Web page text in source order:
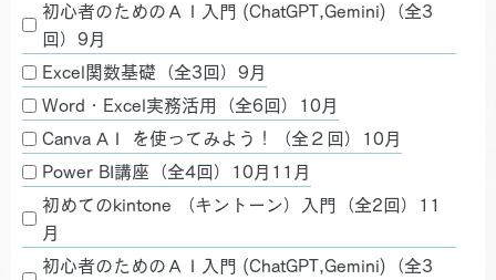
初心者のためのＡＩ入門 (ChatGPT,Gemini)（全3
回）9月
Excel関数基礎（全3回）9月
Word・Excel実務活用（全6回）10月
Canva AＩ を使ってみよう！（全２回）10月
Power BI講座（全4回）10月11月
初めてのkintone （キントーン）入門（全2回）11
月
初心者のためのＡＩ入門 (ChatGPT,Gemini)（全3